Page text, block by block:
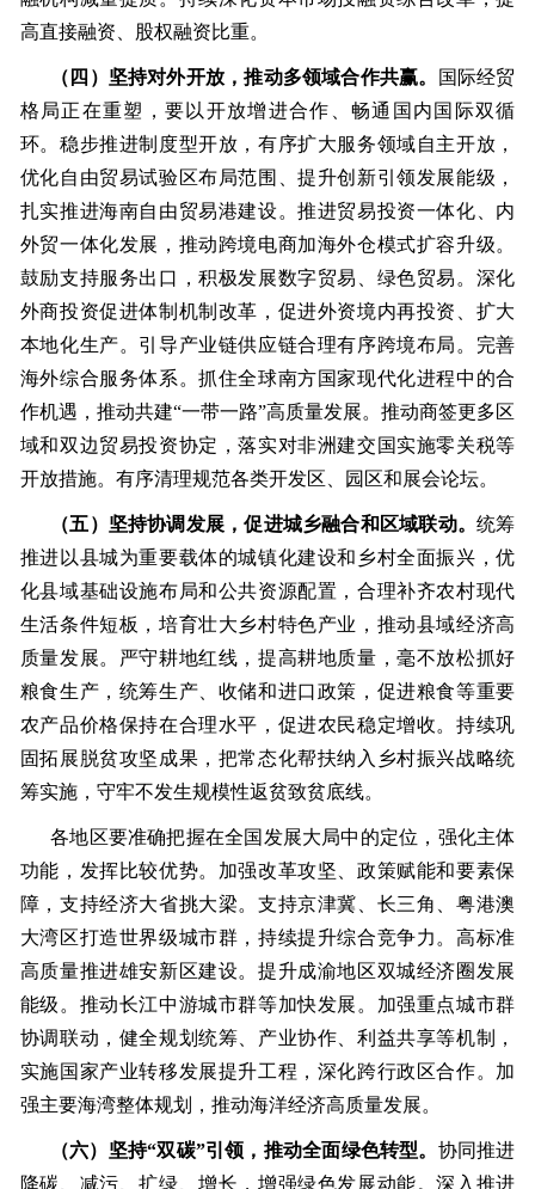
高直接融资、股权融资比重。
（四）坚持对外开放，推动多领域合作共赢。
国际经贸
格局正在重塑，要以开放增进合作、畅通国内国际双循
环。稳步推进制度型开放，有序扩大服务领域自主开放，
优化自由贸易试验区布局范围、提升创新引领发展能级，
扎实推进海南自由贸易港建设。推进贸易投资一体化、内
外贸一体化发展，推动跨境电商加海外仓模式扩容升级。
鼓励支持服务出口，积极发展数字贸易、绿色贸易。深化
外商投资促进体制机制改革，促进外资境内再投资、扩大
本地化生产。引导产业链供应链合理有序跨境布局。完善
海外综合服务体系。抓住全球南方国家现代化进程中的合
作机遇，推动共建“一带一路”高质量发展。推动商签更多区
域和双边贸易投资协定，落实对非洲建交国实施零关税等
开放措施。有序清理规范各类开发区、园区和展会论坛。
（五）坚持协调发展，促进城乡融合和区域联动。统筹
推进以县城为重要载体的城镇化建设和乡村全面振兴，优
化县域基础设施布局和公共资源配置，合理补齐农村现代
生活条件短板，培育壮大乡村特色产业，推动县域经济高
质量发展。严守耕地红线，提高耕地质量，毫不放松抓好
粮食生产，统筹生产、收储和进口政策，促进粮食等重要
农产品价格保持在合理水平，促进农民稳定增收。持续巩
固拓展脱贫攻坚成果，把常态化帮扶纳入乡村振兴战略统
筹实施，守牢不发生规模性返贫致贫底线。
各地区要准确把握在全国发展大局中的定位，强化主体
功能，发挥比较优势。加强改革攻坚、政策赋能和要素保
障，支持经济大省挑大梁。支持京津冀、长三角、粤港澳
大湾区打造世界级城市群，持续提升综合竞争力。高标准
高质量推进雄安新区建设。提升成渝地区双城经济圈发展
能级。推动长江中游城市群等加快发展。加强重点城市群
协调联动，健全规划统筹、产业协作、利益共享等机制，
实施国家产业转移发展提升工程，深化跨行政区合作。加
强主要海湾整体规划，推动海洋经济高质量发展。
（六）坚持“双碳”引领，推动全面绿色转型。 协同推进
降碳、减污、扩绿、增长，增强绿色发展动能。深入推进